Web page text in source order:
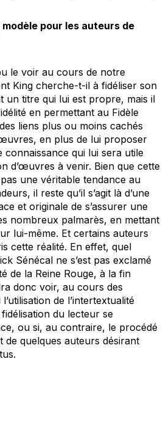
pour les auteurs de
le voir au cours de notre
King cherche-t-il à fidéliser son
un titre qui lui est propre, mais il
en permettant au Fidèle
liens plus ou moins cachés
en plus de lui proposer
connaissance qui lui sera utile
d’œuvres à venir. Bien que cette
une véritable tendance au
il reste qu’il s’agit là d’une
et originale de s’assurer une
nombreux palmarès, en mettant
lui-même. Et certains auteurs
cette réalité. En effet, quel
Sénécal ne s’est pas exclamé
de la Reine Rouge, à la fin
donc voir, au cours des
de l’intertextualité
du lecteur se
ou si, au contraire, le procédé
de quelques auteurs désirant